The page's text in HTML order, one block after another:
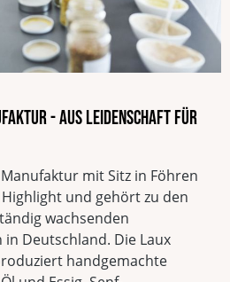
- Aus Leidenschaft für
mit Sitz in Föhren
und gehört zu den
wachsenden
Deutschland. Die Laux
handgemachte